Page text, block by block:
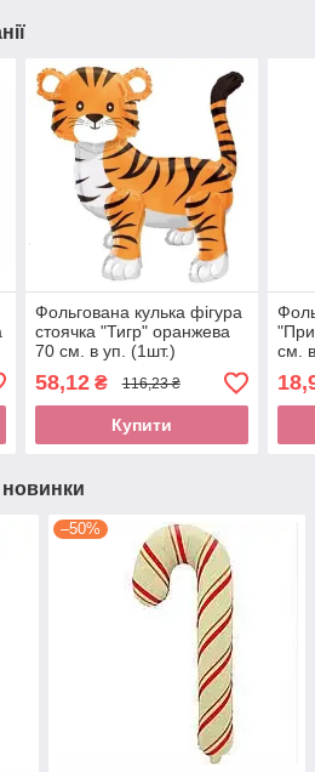
Фольгована кулька фігура
стоячка "Тигр" оранжева
70 см. в уп. (1шт.)
58,12₴ 116,23 ₴
Купити
см.
новинки
–50%